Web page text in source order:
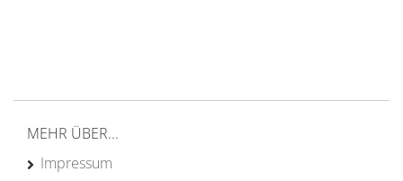
MEHR ÜBER...
Impressum